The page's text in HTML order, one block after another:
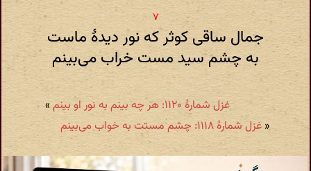
جمال ساقی کوثر که نور دیدهٔ ماست
به چشم سید مست خراب می‌بینم
غزل شمارهٔ ۱۱۲۰: هر چه بینم به نور او بینم
»
« غزل شمارهٔ ۱۱۱۸: چشم مستت به خواب می‌بینم